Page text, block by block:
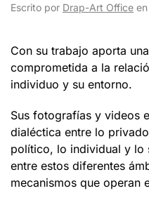
Escrito por Drap-Art Office en
Con su trabajo aporta
comprometida a la
individuo y su entorno.
Sus fotografías y videos
dialéctica entre lo
político, lo individual y lo
entre estos diferentes
mecanismos que operan